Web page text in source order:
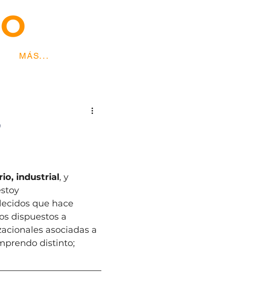
MÁS...
industrial, y
que hace
dispuestos a
asociadas a
distinto;